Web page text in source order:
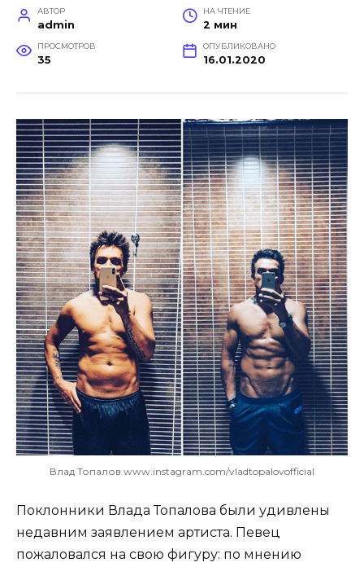
АВТОР
admin
НА ЧТЕНИЕ
2 мин
ПРОСМОТРОВ
35
ОПУБЛИКОВАНО
16.01.2020
Влад Топалов www.instagram.com/vladtopalovofficial
Поклонники Влада Топалова были удивлены
недавним заявлением артиста. Певец
пожаловался на свою фигуру: по мнению